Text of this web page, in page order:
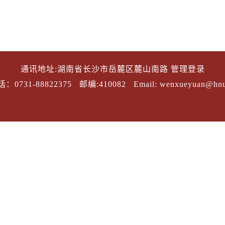
通讯地址:湖南省长沙市岳麓区麓山南路 管理登录
：0731-88822375
邮编:410082 Email: